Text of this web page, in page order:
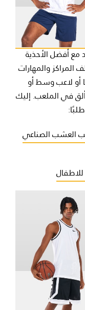
أفضل الأحذية
المراكز والمهارات
لاعب وسط أو
في الملعب. إليك
× كريزيفاست.3 لملاعب العشب الصناعي